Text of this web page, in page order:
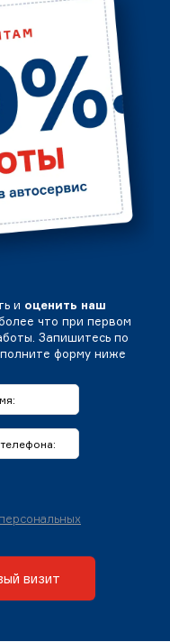
и оценить наш
что при первом
Запишитесь по
форму ниже
визит